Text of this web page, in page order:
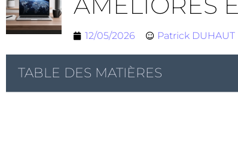
12/05/2026 Patrick DUHAUT
TABLE DES MATIÈRES